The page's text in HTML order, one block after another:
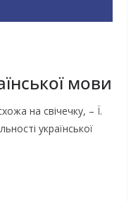
мови
на свічечку, – Ї.
української